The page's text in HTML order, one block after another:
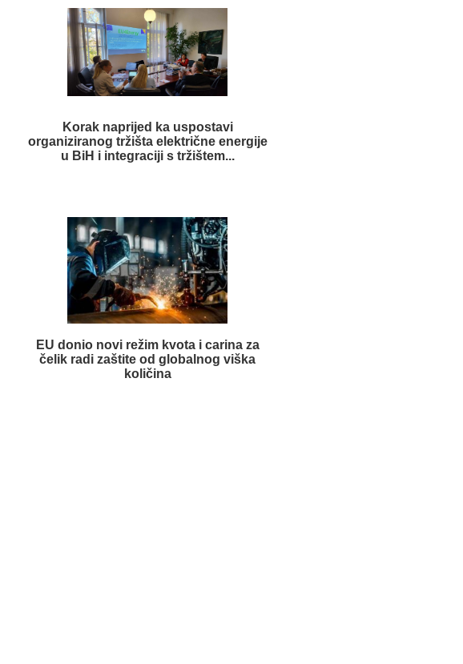
Korak naprijed ka uspostavi
organiziranog tržišta električne energije
u BiH i integraciji s tržištem...
EU donio novi režim kvota i carina za
čelik radi zaštite od globalnog viška
količina